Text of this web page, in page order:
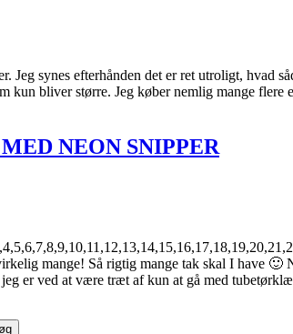
Jeg synes efterhånden det er ret utroligt, hvad
kun bliver større. Jeg køber nemlig mange
NEON SNIPPER
mange! Så rigtig mange tak skal I have
er ved at være træt af kun at gå med